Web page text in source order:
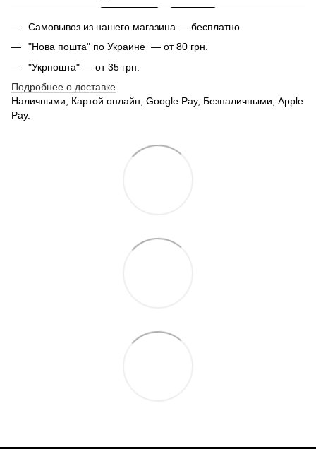
Самовывоз из нашего магазина — бесплатно.
"Нова пошта" по Украине — от 80 грн.
"Укрпошта" — от 35 грн.
Подробнее о доставке
Наличными, Картой онлайн, Google Pay, Безналичными, Apple
Pay.